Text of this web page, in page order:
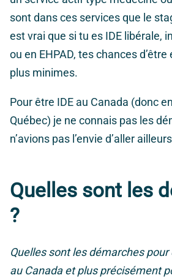
sont dans ces services que le
est vrai que si tu es IDE libérale,
ou en EHPAD, tes chances
plus minimes.
Pour être IDE au Canada (donc
Québec) je ne connais pas les
n’avions pas l’envie d’aller
Quelles sont les
?
Quelles sont les démarches
au Canada et plus précisément